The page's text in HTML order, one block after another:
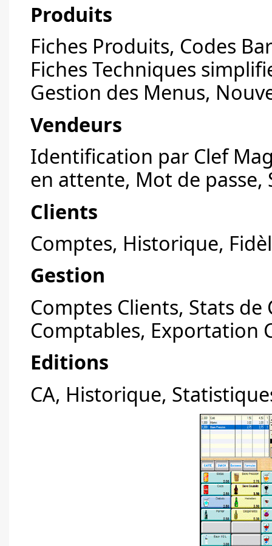
Produits
Fiches Produits, Codes
Fiches Techniques
Gestion des Menus,
Vendeurs
Identification par Clef
en attente, Mot de passe,
Clients
Comptes, Historique,
Gestion
Comptes Clients, Stats
Comptables, Exportation
Editions
CA, Historique,